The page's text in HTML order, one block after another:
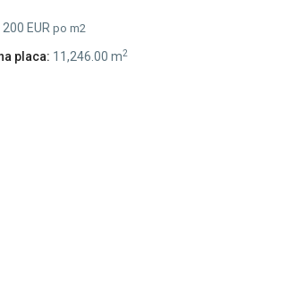
200 EUR po m2
placa: 11,246.00 m2